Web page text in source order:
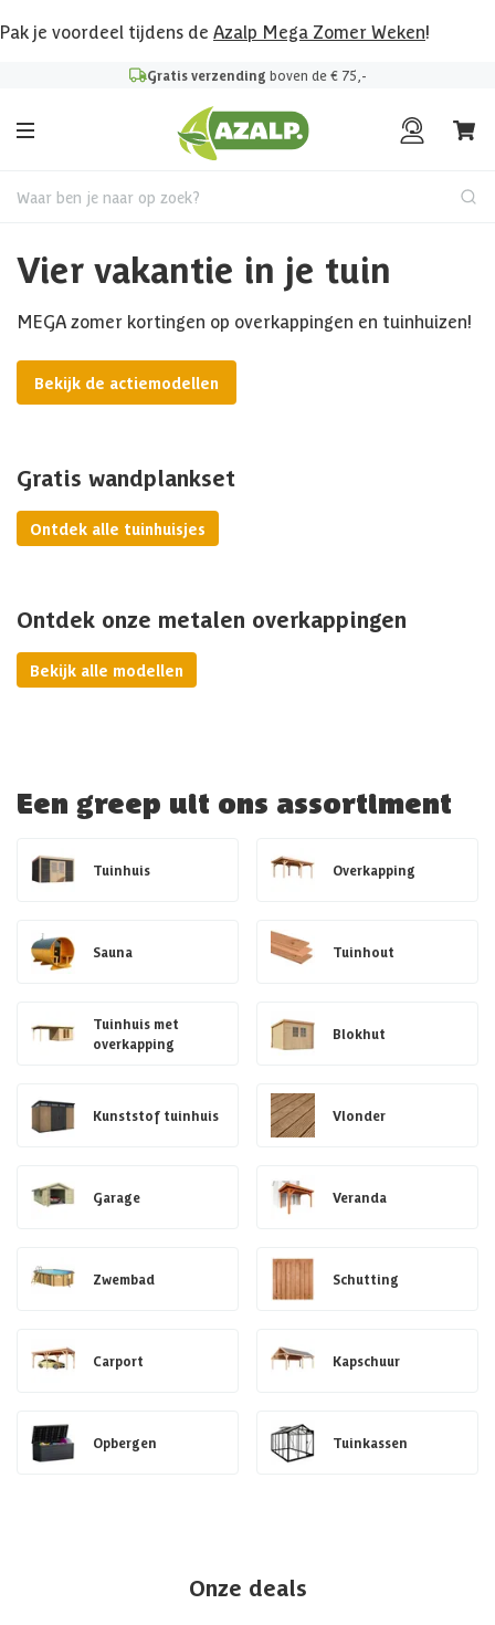
Pak je voordeel tijdens de Azalp Mega Zomer Weken!
Gratis verzending boven de € 75,-
Waar ben je naar op zoek?
Vier vakantie in je tuin
MEGA zomer kortingen op overkappingen en tuinhuizen!
Bekijk de actiemodellen
Gratis wandplankset
Ontdek alle tuinhuisjes
Ontdek onze metalen overkappingen
Bekijk alle modellen
Een greep uit ons assortiment
Tuinhuis Overkapping
Sauna Tuinhout
Tuinhuis met
overkapping
Blokhut
Kunststof tuinhuis Vlonder
Garage Veranda
Zwembad Schutting
Carport Kapschuur
Opbergen Tuinkassen
Onze deals